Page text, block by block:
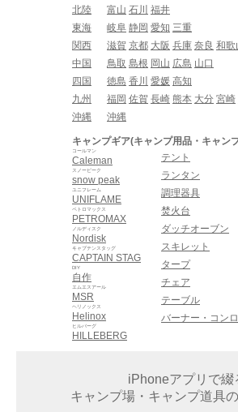
北陸
富山 石川 福井
東海
岐阜 静岡 愛知 三重
関西
滋賀 京都 大阪 兵庫 奈良 和歌
中国
鳥取 島根 岡山 広島 山口
四国
徳島 香川 愛媛 高知
九州
福岡 佐賀 長崎 熊本 大分 宮崎
沖縄
沖縄
キャンプギア(キャンプ用品・キャン
Caleman
コールマン
snow peak
スノーピーク
UNIFLAME
ユニフレーム
PETROMAX
ペトロマックス
Nordisk
ノルディスク
CAPTAIN STAG
キャプテンスタッグ
自作
DIY
MSR
エムエスアール
Helinox
ヘリノックス
HILLEBERG
ヒルバーグ
テント
ランタン
調理器具
焚火台
ダッチオーブン
スキレット
タープ
チェア
テーブル
バーナー・コンロ
iPhoneアプリで綴
キャンプ場・キャンプ道具